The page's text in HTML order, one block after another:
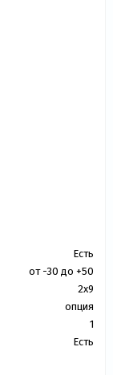
Есть
от -30 до +50
2х9
опция
1
Есть